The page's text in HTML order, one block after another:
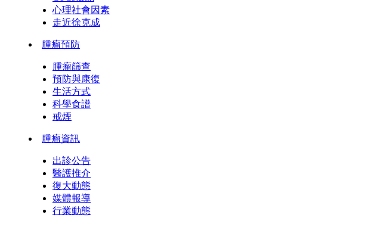
心理社會因素
走近徐克成
腫瘤預防
腫瘤篩查
預防與康復
生活方式
科學食譜
戒煙
腫瘤資訊
出診公告
醫護推介
復大動態
媒體報導
行業動態